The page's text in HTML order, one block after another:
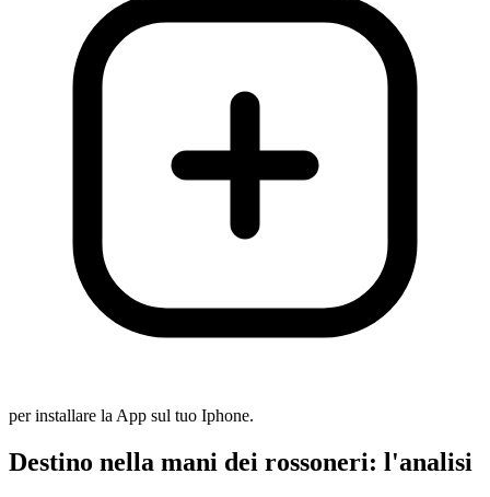
per installare la App sul tuo Iphone.
Destino nella mani dei rossoneri: l'analisi